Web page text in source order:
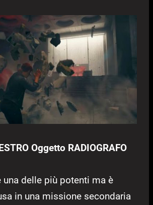
Oggetto RADIOGRAFO
una delle più potenti ma è
in una missione secondaria